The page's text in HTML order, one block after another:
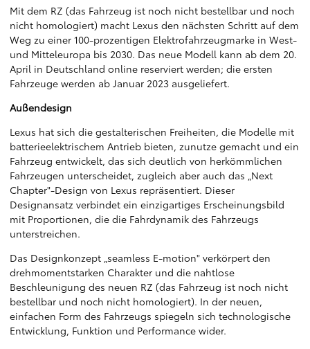
Mit dem RZ (das Fahrzeug ist noch nicht bestellbar und noch
nicht homologiert) macht Lexus den nächsten Schritt auf dem
Weg zu einer 100-prozentigen Elektrofahrzeugmarke in West-
und Mitteleuropa bis 2030. Das neue Modell kann ab dem 20.
April in Deutschland online reserviert werden; die ersten
Fahrzeuge werden ab Januar 2023 ausgeliefert.
Außendesign
Lexus hat sich die gestalterischen Freiheiten, die Modelle mit
batterieelektrischem Antrieb bieten, zunutze gemacht und ein
Fahrzeug entwickelt, das sich deutlich von herkömmlichen
Fahrzeugen unterscheidet, zugleich aber auch das „Next
Chapter"-Design von Lexus repräsentiert. Dieser
Designansatz verbindet ein einzigartiges Erscheinungsbild
mit Proportionen, die die Fahrdynamik des Fahrzeugs
unterstreichen.
Das Designkonzept „seamless E-motion" verkörpert den
drehmomentstarken Charakter und die nahtlose
Beschleunigung des neuen RZ (das Fahrzeug ist noch nicht
bestellbar und noch nicht homologiert). In der neuen,
einfachen Form des Fahrzeugs spiegeln sich technologische
Entwicklung, Funktion und Performance wider.